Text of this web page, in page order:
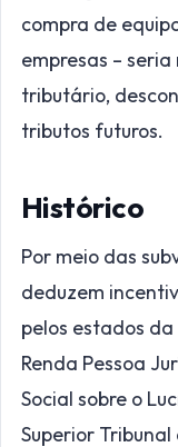
compra de
empresas –
tributário,
tributos futuros.
Histórico
Por meio das
deduzem
pelos estados
Renda Pessoa
Social sobre o
Superior Tribunal